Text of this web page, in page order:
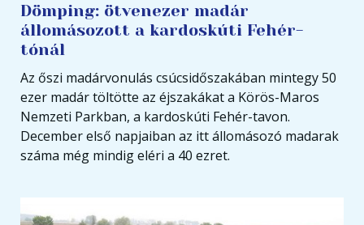
Dömping: ötvenezer madár
állomásozott a kardoskúti Fehér-
tónál
Az őszi madárvonulás csúcsidőszakában mintegy 50
ezer madár töltötte az éjszakákat a Körös-Maros
Nemzeti Parkban, a kardoskúti Fehér-tavon.
December első napjaiban az itt állomásozó madarak
száma még mindig eléri a 40 ezret.